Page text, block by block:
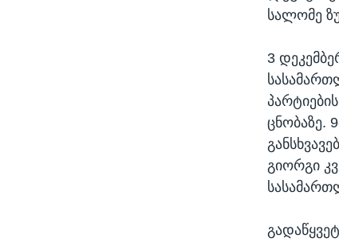
სალომე
3
ცნობაზე.
გიორგი